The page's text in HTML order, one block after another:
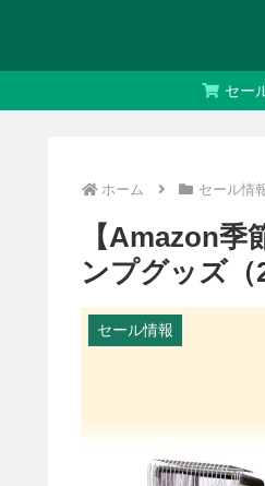
セー
ホーム セール情
【Amazon
ンプグッズ（
セール情報